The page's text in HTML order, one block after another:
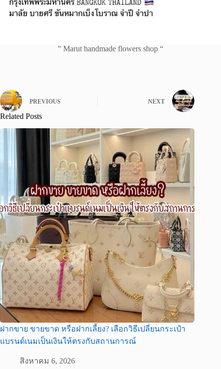
” Marut handmade flowers shop “
PREVIOUS NEXT
Related Posts
ฝากขาย ขายขาด หรือฝากเลี้ยง? เลือกวิธีเปลี่ยนกระเป๋า
แบรนด์เนมเป็นเงินให้ตรงกับสถานการณ์
สิงหาคม 6, 2026